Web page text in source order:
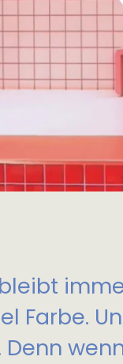
Farbe.
Denn